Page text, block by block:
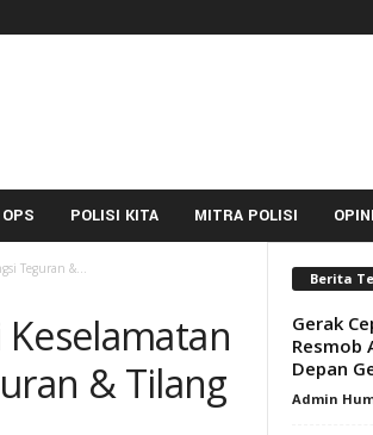
POLISI KITA MITRA POLISI OPINI
Teguran &...
& Tilang
Berita
Gerak
Resmob
Depan
Admin